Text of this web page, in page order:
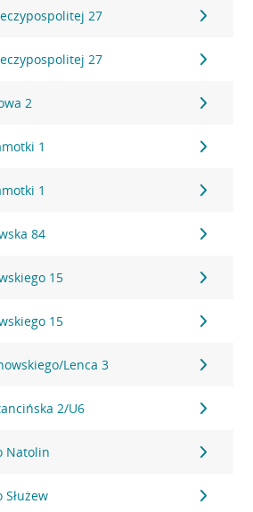
27
27
2
1
1
84
15
15
Lenca 3
2/U6
Natolin